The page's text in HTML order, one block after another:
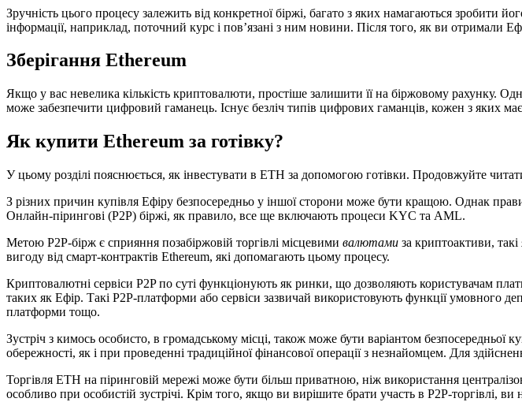
Зручність цього процесу залежить від конкретної біржі, багато з яких намагаються зробити
інформації, наприклад, поточний курс і пов’язані з ним новини. Після того, як ви отримали
Зберігання Ethereum
Якщо у вас невелика кількість криптовалюти, простіше залишити її на біржовому рахунку.
може забезпечити цифровий гаманець. Існує безліч типів цифрових гаманців, кожен з яких
Як купити Ethereum за готівку?
У цьому розділі пояснюється, як інвестувати в ETH за допомогою готівки. Продовжуйте
З різних причин купівля Ефіру безпосередньо у іншої сторони може бути кращою. Однак
Онлайн-пірингові (P2P) біржі, як правило, все ще включають процеси KYC та AML.
Метою P2P-бірж є сприяння позабіржовій торгівлі місцевими валютами за криптоактиви,
вигоду від смарт-контрактів Ethereum, які допомагають цьому процесу.
Криптовалютні сервіси P2P по суті функціонують як ринки, що дозволяють користувачам
таких як Ефір. Такі Р2Р-платформи або сервіси зазвичай використовують функції умовного
платформи тощо.
Зустріч з кимось особисто, в громадському місці, також може бути варіантом безпосередньої
обережності, як і при проведенні традиційної фінансової операції з незнайомцем. Для
Торгівля ETH на піринговій мережі може бути більш приватною, ніж використання
особливо при особистій зустрічі. Крім того, якщо ви вирішите брати участь в P2P-торгівлі, ви